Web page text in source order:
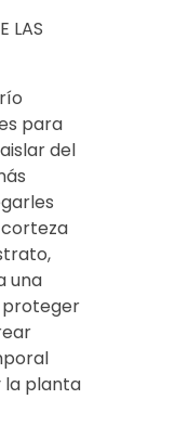
LAS
para
del
una
la planta